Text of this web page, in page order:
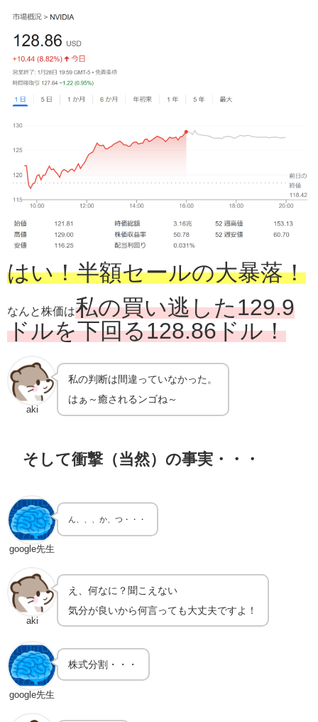
はい！半額セールの大暴落！
なんと株価は私の買い逃した129.9
ドルを下回る128.86ドル！
aki
私の判断は間違っていなかった。
はぁ～癒されるンゴね～
そして衝撃（当然）の事実・・・
google先生
ん、、、か、つ・・・
aki
え、何なに？聞こえない
気分が良いから何言っても大丈夫ですよ！
google先生
株式分割・・・